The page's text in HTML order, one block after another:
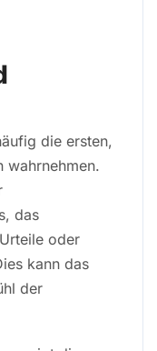
die ersten,
wahrnehmen.
das
oder
kann das
der